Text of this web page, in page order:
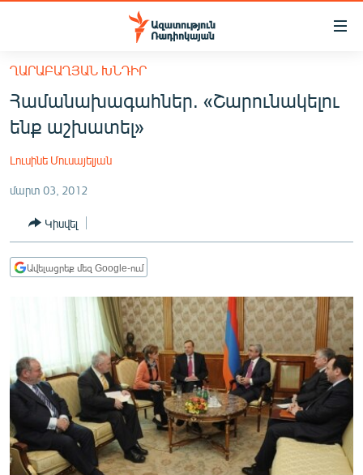
Մատչելիության
հիմնական
բովանդակությանը
Անցնել
հիմնական
մենյուին
ՔԱՂԱՔԱԿԱՆ
ԸՆՏՐՈՒԹՅՈՒՆՆԵՐ 2026
ԻՐԱՎՈՒՆՔ
ՀԱՍԱՐԱԿՈՒԹՅՈՒՆ
ՏՆՏԵՍՈՒԹՅՈՒՆ
ՊԱՏԵՐԱԶՄԻ 6 ՇԱԲԱԹՆԵՐԸ
ՏԱՐԱԾԱՇՐՋԱՆ
ՄԻՋԱԶԳԱՅԻՆ
ՄՇԱԿՈՒՅԹ
ՍՊՈՐՏ
ՄԵԿՆԱԲԱՆՈՒԹՅՈՒՆ
ՂԱՐԱԲԱՂՅԱՆ ԽՆԴԻՐ
Համանախագահներ. «Շարունակելու
ենք աշխատել»
Լուսինե Մուսայելյան
մարտ 03, 2012
Կիսվել
Ավելացրեք մեզ Google-ում